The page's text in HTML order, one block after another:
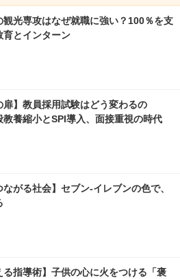
観光専攻はなぜ就職に強い？100％を支
育とインターン
扉】教員採用試験はどう変わるの
養縮小とSPI導入、面接重視の時代
ながる社会】セブン‐イレブンの色で、
る指導術】子供の心に火をつける「褒